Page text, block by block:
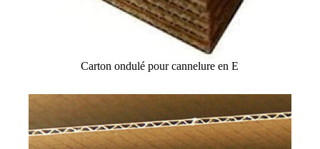
Carton ondulé pour cannelure en E